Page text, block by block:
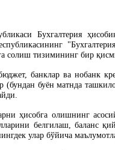
Бухгалтерия ҳ
солиш тизимининг бир қ
банклар ва нобанк
(бундан буён матнда
ҳисобга олишнинг
белгилаш, баланс қ
улар бўйича